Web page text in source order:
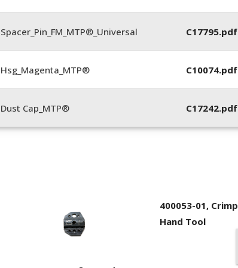
Spacer_Pin_FM_MTP®_Universal C17795.pdf
Hsg_Magenta_MTP® C10074.pdf
Dust Cap_MTP® C17242.pdf
400053-01, Crimp
Hand Tool